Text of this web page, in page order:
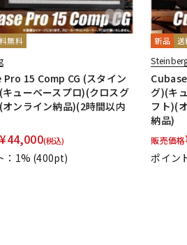
無料
Pro 15 Comp CG (スタイン
ューベースプロ)(クロスグ
オンライン納品)(2時間以内
¥44,000(税込)
：1% (400pt)
新品 送
グ)(キ
フト)(
納品)
販売価格
ポイン